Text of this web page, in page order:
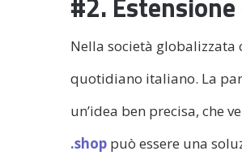
Nella società
quotidiano italiano. La
un’idea ben precisa, che
.shop può essere una